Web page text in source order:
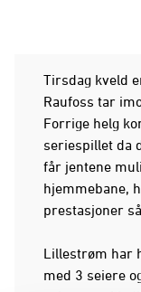
Tirsdag kveld
Raufoss tar
Forrige helg
seriespillet da
får jentene
hjemmebane,
prestasjoner
Lillestrøm har
med 3 seiere